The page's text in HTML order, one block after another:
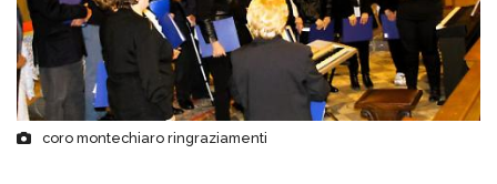
coro montechiaro ringraziamenti